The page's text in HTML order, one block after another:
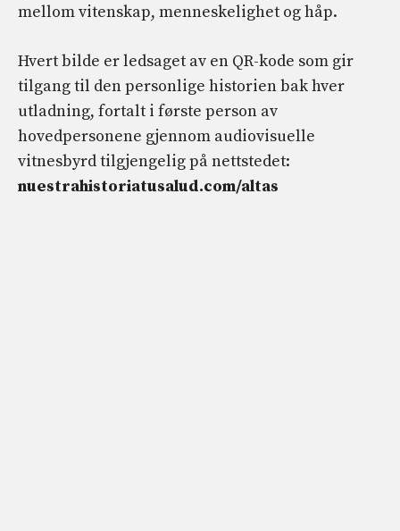
mellom vitenskap, menneskelighet og håp.
Hvert bilde er ledsaget av en QR-kode som gir
tilgang til den personlige historien bak hver
utladning, fortalt i første person av
hovedpersonene gjennom audiovisuelle
vitnesbyrd tilgjengelig på nettstedet:
nuestrahistoriatusalud.com/altas